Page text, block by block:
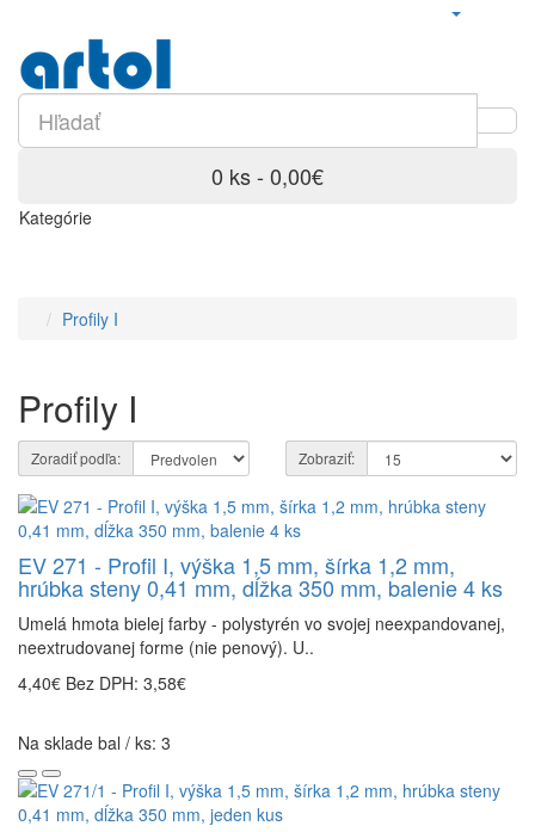
0 ks - 0,00€
Kategórie
Profily I
Profily I
Zoradiť podľa: Zobraziť:
EV 271 - Profil I, výška 1,5 mm, šírka 1,2 mm,
hrúbka steny 0,41 mm, dĺžka 350 mm, balenie 4 ks
Umelá hmota bielej farby - polystyrén vo svojej neexpandovanej,
neextrudovanej forme (nie penový). U..
4,40€ Bez DPH: 3,58€
Na sklade bal / ks: 3